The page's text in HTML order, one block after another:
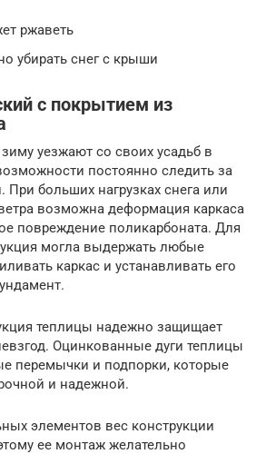
ржаветь
убирать снег с крыши
с покрытием из
уезжают со своих усадьб в
постоянно следить за
больших нагрузках снега или
возможна деформация каркаса
повреждение поликарбоната. Для
могла выдержать любые
каркас и устанавливать его
теплицы надежно защищает
Оцинкованные дуги теплицы
перемычки и подпорки, которые
и надежной.
элементов вес конструкции
ее монтаж желательно